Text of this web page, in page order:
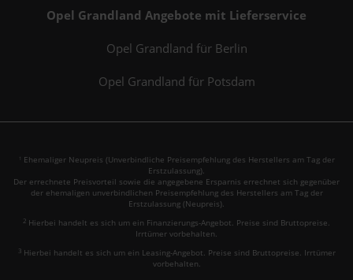
Opel Grandland Angebote mit Lieferservice
Opel Grandland für Berlin
Opel Grandland für Potsdam
1 Ehemaliger Neupreis (Unverbindliche Preisempfehlung des Herstellers am Tag der
Erstzulassung).
Der errechnete Preisvorteil sowie die angegebene Ersparnis errechnet sich gegenüber
der ehemaligen unverbindlichen Preisempfehlung des Herstellers am Tag der
Erstzulassung (Neupreis).
2 Hierbei handelt es sich um ein Finanzierungs-Angebot. Preise sind Bruttopreise.
Irrtümer vorbehalten.
3 Hierbei handelt es sich um ein Leasing-Angebot. Preise sind Bruttopreise. Irrtümer
vorbehalten.